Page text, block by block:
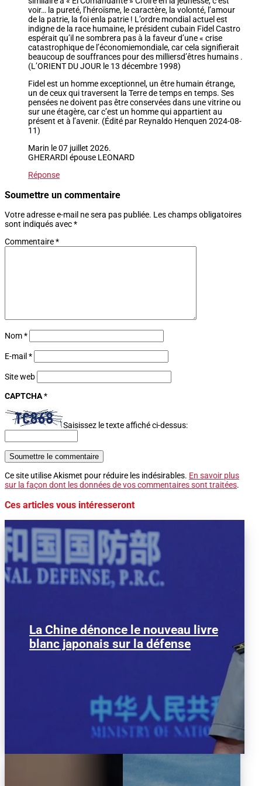
voir… la pureté, l’héroïsme, le caractère, la volonté, l’amour
de la patrie, la foi enla patrie ! L’ordre mondial actuel est
indigne de la race humaine, le président cubain Fidel Castro
espérait qu’il ne sombrera pas à la faveur d’une « crise
catastrophique de l’économiemondiale, car cela signifierait
beaucoup de souffrances pour des milliersd’êtres humains .
(L’ORIENT DU JOUR le 13 décembre 1998)
Fidel est un homme exceptionnel, un être humain étrange,
un de ceux qui traversent la Terre de temps en temps. Ses
pensées ne doivent pas être conservées dans une vitrine ou
sur une étagère, car c’est un homme qui appartient au
présent et à l’avenir. (Édité par Reynaldo Henquen 2024-08-
11)
Marin le 07 juillet 2026.
GHERARDI épouse LEONARD
Réponse
Soumettre un commentaire
Votre adresse e-mail ne sera pas publiée. Les champs obligatoires
sont indiqués avec*
Commentaire*
Nom*
E-mail *
Site web
CAPTCHA*
Saisissez le texte affiché ci-dessus:
Soumettre le commentaire
Ce site utilise Akismet pour réduire les indésirables. En savoir plus
sur la façon dont les données de vos commentaires sont traitées.
Ces articles vous intéresseront
La Chine dénonce le nouveau livre
blanc japonais sur la défense
Chen Xi, porte parole du ministère
chinois de la Défense, lors du
conférence de presse. (Photo:...